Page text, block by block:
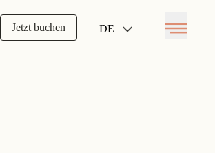
Jetzt buchen DE
Open menu